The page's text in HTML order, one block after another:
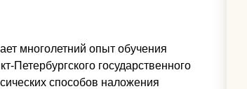
многолетний опыт обучения
Петербургского государственного
способов наложения